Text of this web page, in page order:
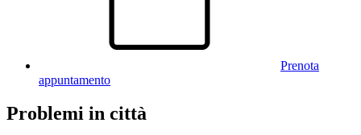
Prenota
appuntamento
Problemi in città